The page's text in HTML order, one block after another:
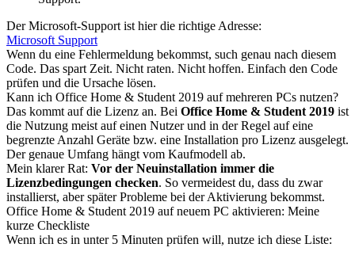
Der Microsoft-Support ist hier die richtige Adresse:
Microsoft Support
Wenn du eine Fehlermeldung bekommst, such genau nach diesem
Code. Das spart Zeit. Nicht raten. Nicht hoffen. Einfach den Code
prüfen und die Ursache lösen.
Kann ich Office Home & Student 2019 auf mehreren PCs nutzen?
Das kommt auf die Lizenz an. Bei Office Home & Student 2019 ist
die Nutzung meist auf einen Nutzer und in der Regel auf eine
begrenzte Anzahl Geräte bzw. eine Installation pro Lizenz ausgelegt.
Der genaue Umfang hängt vom Kaufmodell ab.
Mein klarer Rat: Vor der Neuinstallation immer die
Lizenzbedingungen checken. So vermeidest du, dass du zwar
installierst, aber später Probleme bei der Aktivierung bekommst.
Office Home & Student 2019 auf neuem PC aktivieren: Meine
kurze Checkliste
Wenn ich es in unter 5 Minuten prüfen will, nutze ich diese Liste: